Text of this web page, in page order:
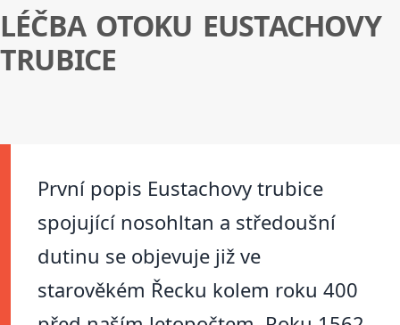
LÉČBA OTOKU EUSTACHOVY
TRUBICE
První popis Eustachovy trubice
spojující nosohltan a středoušní
dutinu se objevuje již ve
starověkém Řecku kolem roku 400